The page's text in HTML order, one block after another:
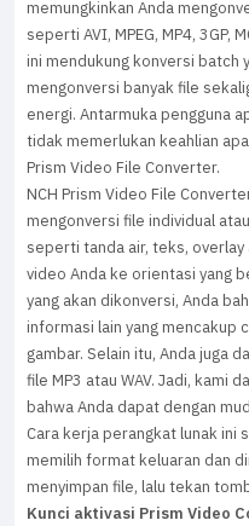
memungkinkan Anda
seperti AVI, MPEG, MP4, 3GP,
ini mendukung konversi batch
mengonversi banyak file
energi. Antarmuka pengguna
tidak memerlukan keahlian
Prism Video File Converter.
NCH Prism Video File
mengonversi file individual
seperti tanda air, teks,
video Anda ke orientasi yang
yang akan dikonversi, Anda
informasi lain yang mencakup
gambar. Selain itu, Anda juga
file MP3 atau WAV. Jadi, kami
bahwa Anda dapat dengan
Cara kerja perangkat lunak ini
memilih format keluaran dan
menyimpan file, lalu tekan
Kunci aktivasi Prism Video